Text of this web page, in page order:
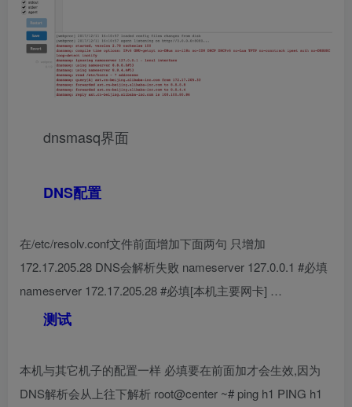
dnsmasq界面
DNS配置
在/etc/resolv.conf文件前面增加下面两句 只增加
172.17.205.28 DNS会解析失败 nameserver 127.0.0.1 #必填
nameserver 172.17.205.28 #必填[本机主要网卡] …
测试
本机与其它机子的配置一样 必填要在前面加才会生效,因为
DNS解析会从上往下解析 root@center ~# ping h1 PING h1